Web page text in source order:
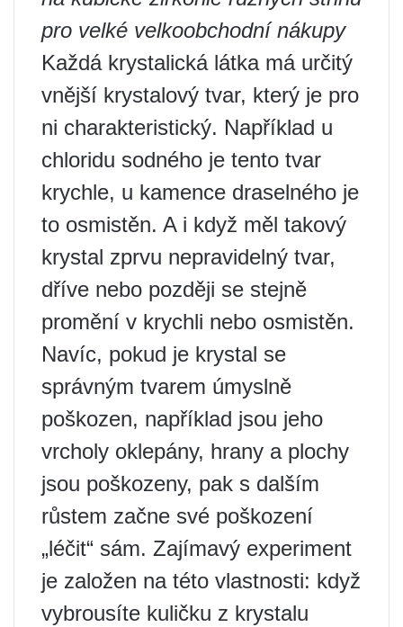
pro velké velkoobchodní nákupy
Každá krystalická látka má určitý
vnější krystalový tvar, který je pro
ni charakteristický. Například u
chloridu sodného je tento tvar
krychle, u kamence draselného je
to osmistěn. A i když měl takový
krystal zprvu nepravidelný tvar,
dříve nebo později se stejně
promění v krychli nebo osmistěn.
Navíc, pokud je krystal se
správným tvarem úmyslně
poškozen, například jsou jeho
vrcholy oklepány, hrany a plochy
jsou poškozeny, pak s dalším
růstem začne své poškození
„léčit“ sám. Zajímavý experiment
je založen na této vlastnosti: když
vybrousíte kuličku z krystalu